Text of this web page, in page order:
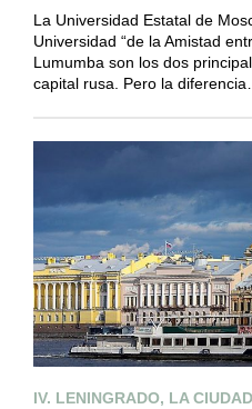
La Universidad Estatal de
Universidad “de la Amistad
Lumumba son los dos
capital rusa. Pero la
IV. LENINGRADO, LA